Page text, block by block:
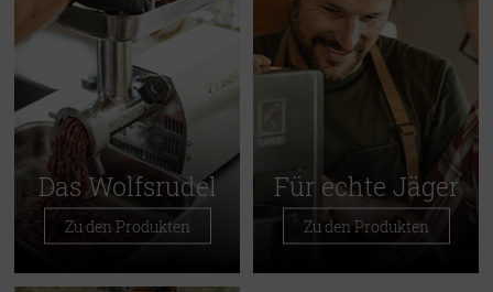
Das Wolfsrudel
Zu den Produkten
Für echte Jäger
Zu den Produkten